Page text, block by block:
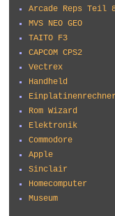
Arcade Reps Teil
MVS NEO GEO
TAITO F3
CAPCOM CPS2
Vectrex
Handheld
Einplatinenrechner
Rom Wizard
Elektronik
Commodore
Apple
Sinclair
Homecomputer
Museum